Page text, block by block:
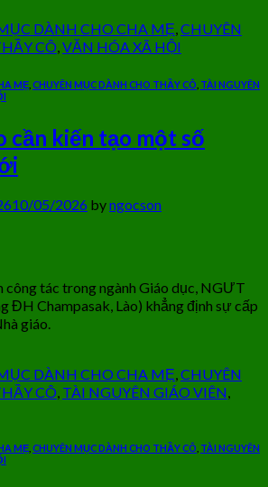
DÀNH CHO CHA MẸ CHUYÊN
CÔ VĂN HÓA XÃ HỘI
MẸ CHUYÊN MỤC DÀNH CHO THẦY CÔ TÀI NGUYÊN
cần kiến tạo một số
10/05/2026 byngocson
tác trong ngành Giáo dục, NGƯT
ĐH Champasak, Lào) khẳng định sự cấp
giáo.
DÀNH CHO CHA MẸ,CHUYÊN
CÔ, TÀI NGUYÊN GIÁO VIÊN,
MẸ CHUYÊN MỤC DÀNH CHO THẦY CÔ TÀI NGUYÊN